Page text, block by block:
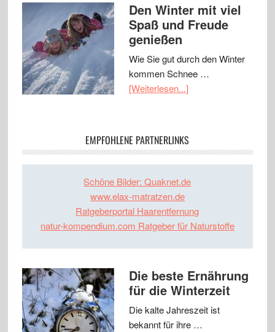
Den Winter mit viel
Spaß und Freude
genießen
Wie Sie gut durch den Winter
kommen Schnee …
[Weiterlesen...]
EMPFOHLENE PARTNERLINKS
Schöne Bilder: Quaknet.de
www.elax-matratzen.de
Ratgeberportal Haarentfernung
natur-kompendium.com Ratgeber für Naturstoffe
Die beste Ernährung
für die Winterzeit
Die kalte Jahreszeit ist
bekannt für ihre …